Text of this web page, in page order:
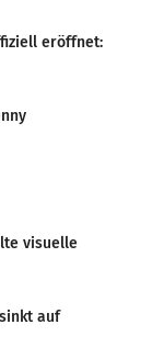
eröffnet:
visuelle
auf